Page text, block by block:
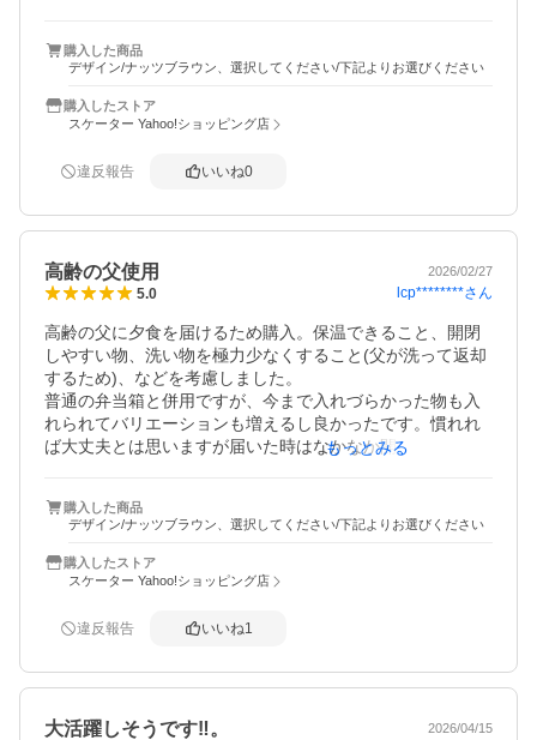
蓋を開け閉めする際に、器がツルツルしてるので
開けにくいと感じましたが、そこにゴムが付いていて開け
閉めの際は蓋の取手をもち、少し抑え気味で回すコツを覚
えてからは楽になりました。
購入した商品
デザイン/ナッツブラウン、選択してください/下記よりお選びください
購入したストア
スケーター Yahoo!ショッピング店
違反報告 いいね0
高齢の父使用 2026/02/27
5.0 lcp********さん
高齢の父に夕食を届けるため購入。保温できること、開閉
しやすい物、洗い物を極力少なくすること(父が洗って返却
するため)、などを考慮しました。
普通の弁当箱と併用ですが、今まで入れづらかった物も入
れられてバリエーションも増えるし良かったです。慣れれ
ば大丈夫とは思いますが届いた時はなかなか開かなくて困
際にこぼれたりしなくて良いかなと思います。ブラウンカ
もっとみる
購入した商品
デザイン/ナッツブラウン、選択してください/下記よりお選びください
購入したストア
スケーター Yahoo!ショッピング店
違反報告 いいね1
大活躍しそうです‼︎。 2026/04/15